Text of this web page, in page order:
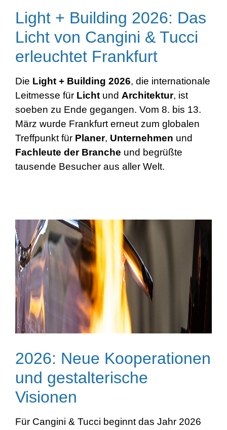
Light + Building 2026: Das
Licht von Cangini & Tucci
erleuchtet Frankfurt
Die Light + Building 2026, die internationale
Leitmesse für Licht und Architektur, ist
soeben zu Ende gegangen. Vom 8. bis 13.
März wurde Frankfurt erneut zum globalen
Treffpunkt für Planer, Unternehmen und
Fachleute der Branche und begrüßte
tausende Besucher aus aller Welt.
2026: Neue Kooperationen
und gestalterische
Visionen
Für Cangini & Tucci beginnt das Jahr 2026